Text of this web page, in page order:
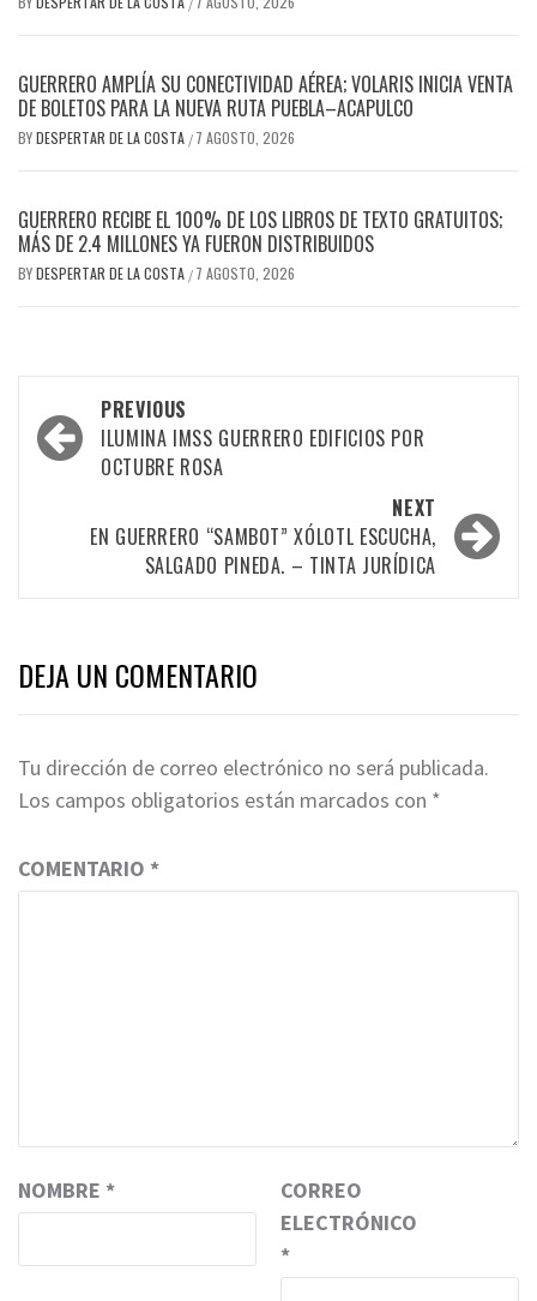
GUERRERO AMPLÍA SU CONECTIVIDAD AÉREA; VOLARIS INICIA VENTA
DE BOLETOS PARA LA NUEVA RUTA PUEBLA–ACAPULCO
BYDESPERTAR DE LA COSTA / 7 AGOSTO, 2026
GUERRERO RECIBE EL 100% DE LOS LIBROS DE TEXTO GRATUITOS;
MÁS DE 2.4 MILLONES YA FUERON DISTRIBUIDOS
BYDESPERTAR DE LA COSTA / 7 AGOSTO, 2026
Post
navigation
PREVIOUS
ILUMINA IMSS GUERRERO EDIFICIOS POR
OCTUBRE ROSA
NEXT
EN GUERRERO “SAMBOT” XÓLOTL ESCUCHA,
SALGADO PINEDA. – TINTA JURÍDICA
DEJA UN COMENTARIO
Tu dirección de correo electrónico no será publicada.
Los campos obligatorios están marcados con *
COMENTARIO *
NOMBRE *
CORREO
ELECTRÓNICO
*